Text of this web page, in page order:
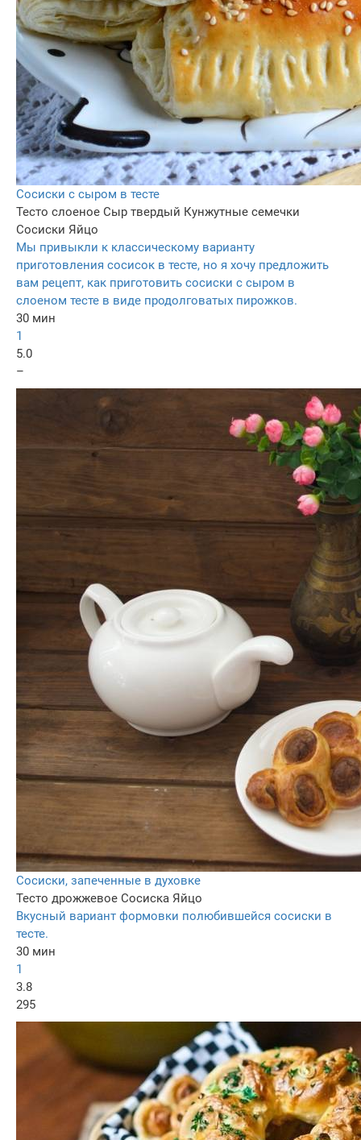
Сосиски с сыром в тесте
Тесто слоеное Сыр твердый Кунжутные семечки
Сосиски Яйцо
Мы привыкли к классическому варианту
приготовления сосисок в тесте, но я хочу предложить
вам рецепт, как приготовить сосиски с сыром в
слоеном тесте в виде продолговатых пирожков.
30 мин
1
5.0
–
Сосиски, запеченные в духовке
Тесто дрожжевое Сосиска Яйцо
Вкусный вариант формовки полюбившейся сосиски в
тесте.
30 мин
1
3.8
295